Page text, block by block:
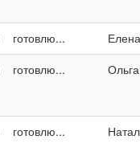
готовлю...
готовлю... Ольга
готовлю...